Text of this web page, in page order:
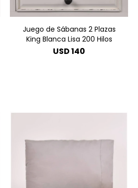
Juego de Sábanas 2 Plazas
King Blanca Lisa 200 Hilos
USD140